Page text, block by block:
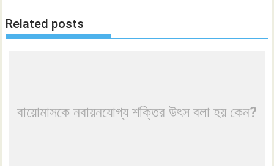
Related posts
বায়োমাসকে নবায়নযোগ্য শক্তির উৎস বলা হয় কেন?